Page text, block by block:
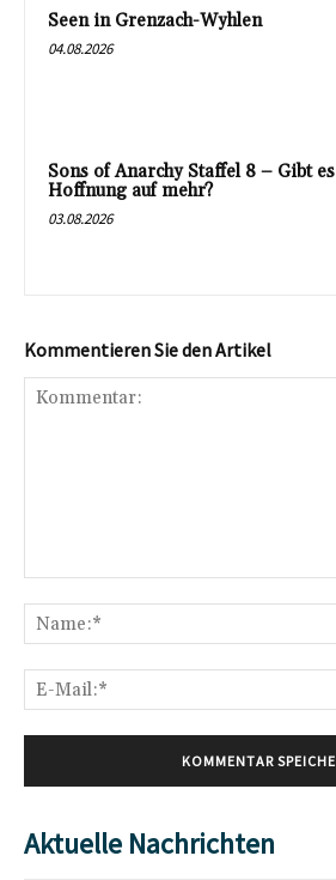
Seen in Grenzach-Wyhlen
04.08.2026
Sons of Anarchy Staffel 8 – Gibt es
Hoffnung auf mehr?
03.08.2026
Kommentieren Sie den Artikel
Aktuelle Nachrichten